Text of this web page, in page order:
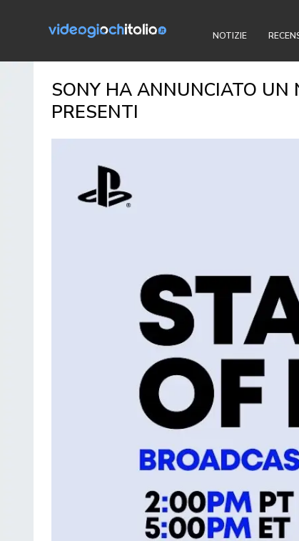
NOTIZIE
SONY HA ANNUNCIATO UN
PRESENTI